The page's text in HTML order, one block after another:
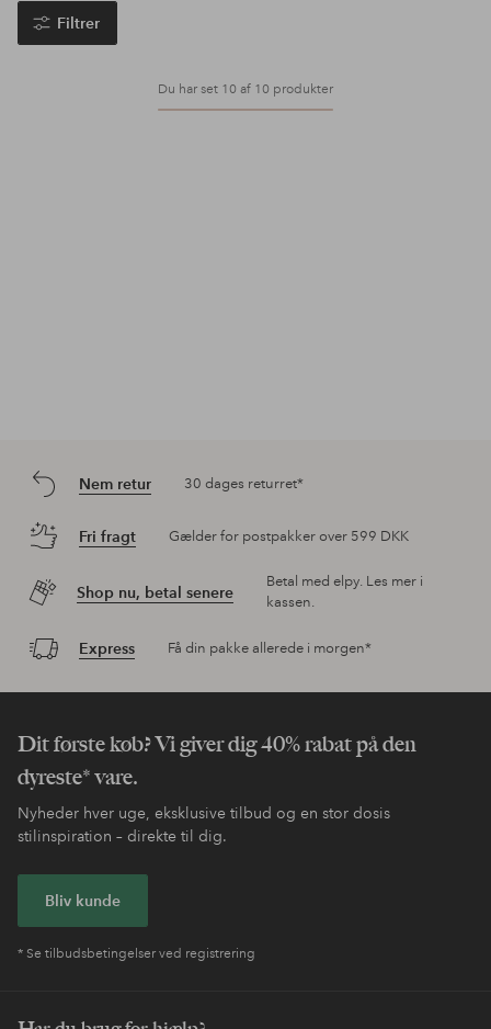
Filtrer
Du har set 10 af 10 produkter
Nem retur 30 dages returret*
Fri fragt Gælder for postpakker over 599 DKK
Shop nu, betal senere
Betal med elpy. Les mer i
kassen.
Express Få din pakke allerede i morgen*
Dit første køb? Vi giver dig 40% rabat på den
dyreste* vare.
Nyheder hver uge, eksklusive tilbud og en stor dosis
stilinspiration – direkte til dig.
Bliv kunde
* Se tilbudsbetingelser ved registrering